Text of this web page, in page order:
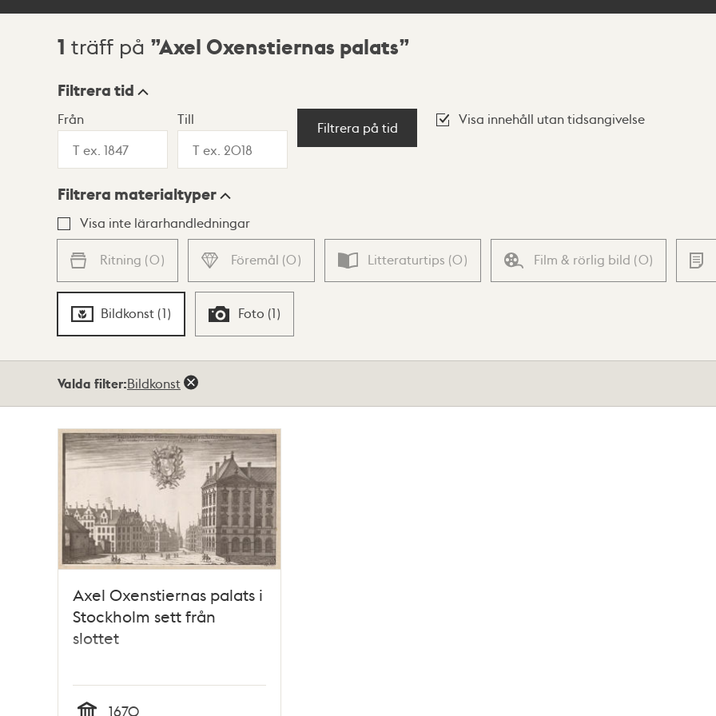
Sökresultat
1 träff på Axel Oxenstiernas palats
Visningsläge
Lista Karta
Filtrera tid
Från Till
Filtrera på tid
Visa innehåll utan tidsangivelse
Filtrera materialtyper
Visa inte lärarhandledningar
Ritning (0) Föremål (0) Litteraturtips (0) Film & rörlig bild (0)
Bildkonst (1) Foto (1)
Valda filter:Bildkonst
Axel Oxenstiernas palats i
Stockholm sett från
slottet
1670